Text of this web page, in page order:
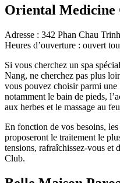
Oriental Medicine
Adresse : 342 Phan Chau
Heures d’ouverture : ouvert
Si vous cherchez un spa
Nang, ne cherchez pas plus
vous pouvez choisir parmi une
notamment le bain de pieds,
aux herbes et le massage au
En fonction de vos besoins,
proposeront le traitement le
tensions, rafraîchissez-vous et
Club.